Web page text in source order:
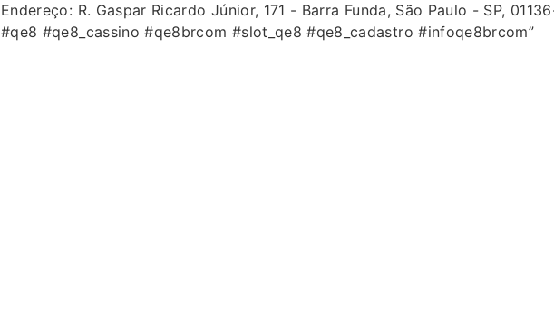
Endereço: R. Gaspar Ricardo Júnior, 171 - Barra Funda, São Paulo - SP,
#qe8 #qe8_cassino #qe8brcom #slot_qe8 #qe8_cadastro #infoqe8brcom”